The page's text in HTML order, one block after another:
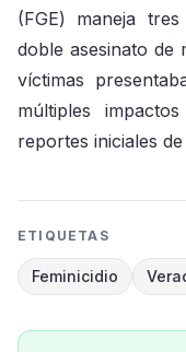
(FGE) maneja
doble asesinato de
víctimas
múltiples
reportes iniciales
ETIQUETAS
Feminicidio